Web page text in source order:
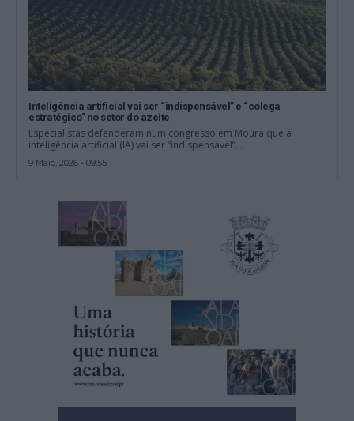
Inteligência artificial vai ser “indispensável” e “colega
estratégico” no setor do azeite
Especialistas defenderam num congresso em Moura que a
inteligência artificial (IA) vai ser “indispensável”...
9 Maio, 2026 - 09:55